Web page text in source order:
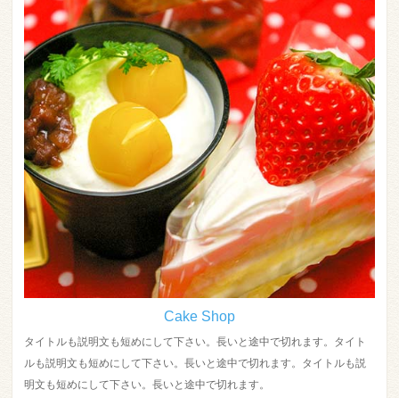
Cake Shop
タイトルも説明文も短めにして下さい。長いと途中で切れます。タイト
ルも説明文も短めにして下さい。長いと途中で切れます。タイトルも説
明文も短めにして下さい。長いと途中で切れます。